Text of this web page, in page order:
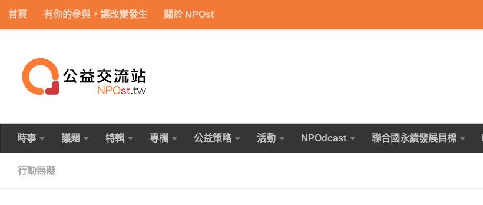
Skip to content
首頁 有你的參與，讓改變發生 關於 NPOst
時事 議題 特輯 專欄 公益策略 活動 NPOdcast 聯合國永續發展目標
行動無礙